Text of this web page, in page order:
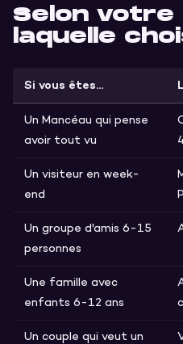
Selon votre
laquelle
Si vous êtes...
Un Mancéau qui pense
avoir tout vu
Un visiteur en week-
end
Un groupe d'amis 6-15
personnes
Une famille avec
enfants 6-12 ans
Un couple qui veut un